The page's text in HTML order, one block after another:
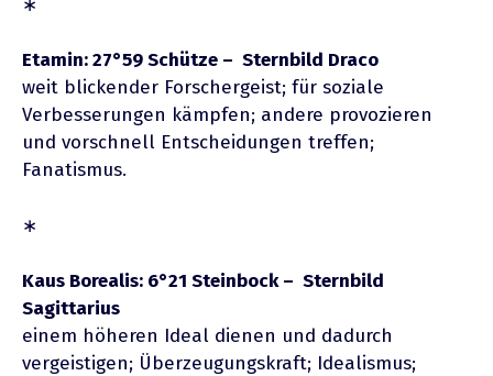
Etamin: 27°59 Schütze – Sternbild Draco
weit blickender Forschergeist; für soziale
Verbesserungen kämpfen; andere provozieren
und vorschnell Entscheidungen treffen;
Fanatismus.
∗
Kaus Borealis: 6°21 Steinbock – Sternbild
Sagittarius
einem höheren Ideal dienen und dadurch
vergeistigen; Überzeugungskraft; Idealismus;